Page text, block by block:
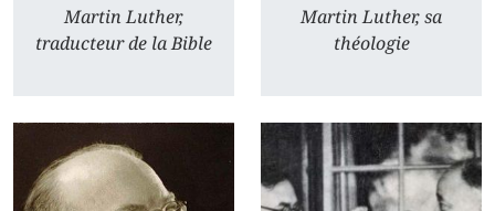
Martin Luther,
traducteur de la Bible
Martin Luther, sa
théologie